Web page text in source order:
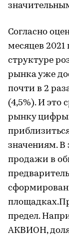
Согласно
месяцев 2021
структуре
рынка уже
почти в 2
(4,5%). И это
рынку цифры.
значениям. В
продажи в
предел.
АКВИОН, доля